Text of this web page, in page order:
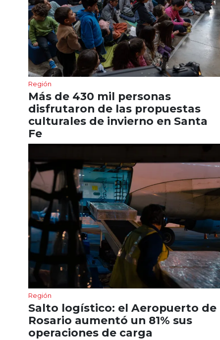
Región
Más de 430 mil personas
disfrutaron de las propuestas
culturales de invierno en Santa
Fe
Región
Salto logístico: el Aeropuerto de
Rosario aumentó un 81% sus
operaciones de carga